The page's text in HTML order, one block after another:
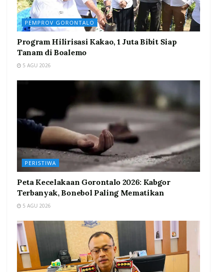
PEMPROV GORONTALO
Program Hilirisasi Kakao, 1 Juta Bibit Siap
Tanam di Boalemo
5 AGU 2026
PERISTIWA
Peta Kecelakaan Gorontalo 2026: Kabgor
Terbanyak, Bonebol Paling Mematikan
5 AGU 2026